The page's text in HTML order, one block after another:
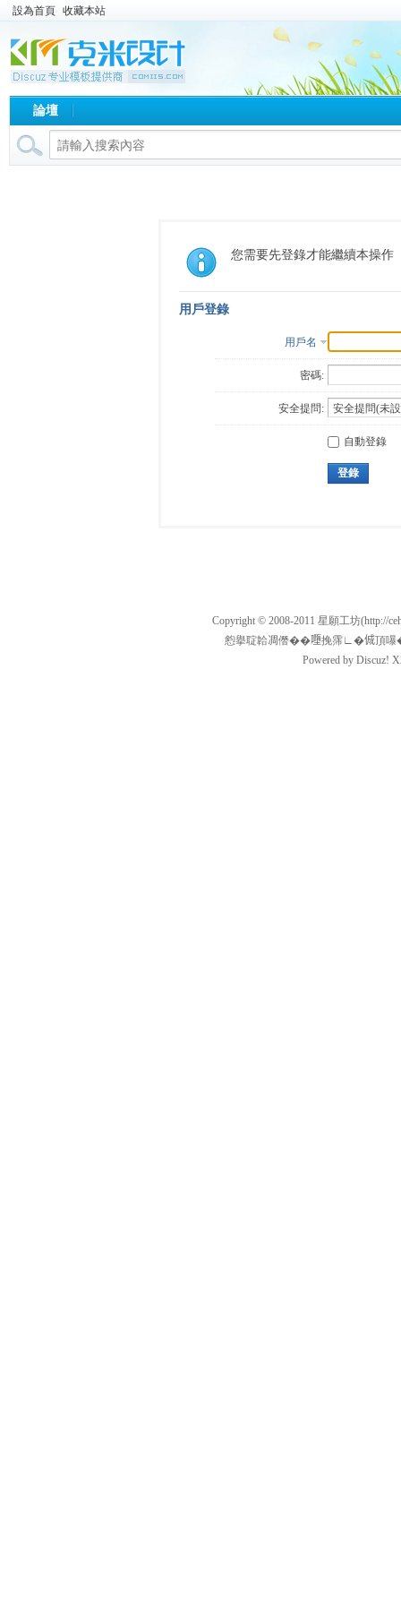
設為首頁 收藏本站
論壇
您需要先登錄才能繼續本操作
用戶登錄
用戶名
密碼:
安全提問:
自動登錄
登錄
Copyright © 2008-2011星願工坊(http://
憌擧聢韐凋僭��𡃏挽霈∟�𠉛頂嚗
Powered by Discuz!